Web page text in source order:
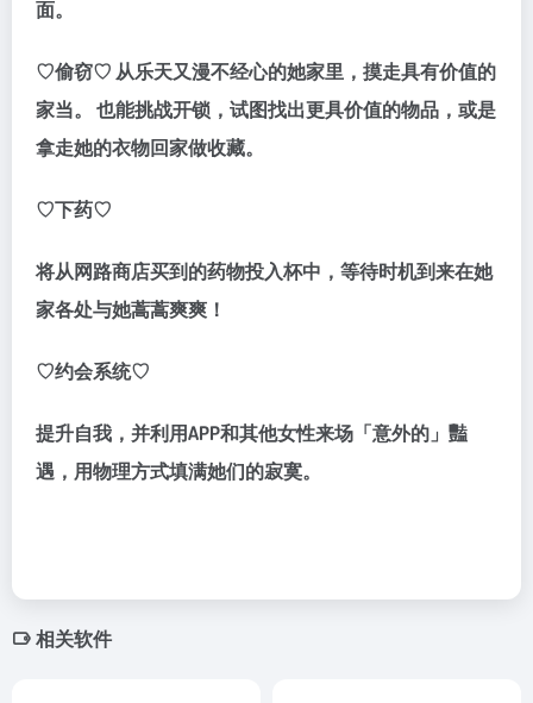
面。
♡偷窃♡ 从乐天又漫不经心的她家里，摸走具有价值的
家当。 也能挑战开锁，试图找出更具价值的物品，或是
拿走她的衣物回家做收藏。
♡下药♡
将从网路商店买到的药物投入杯中，等待时机到来在她
家各处与她蒿蒿爽爽！
♡约会系统♡
提升自我，并利用APP和其他女性来场「意外的」豔
遇，用物理方式填满她们的寂寞。
相关软件